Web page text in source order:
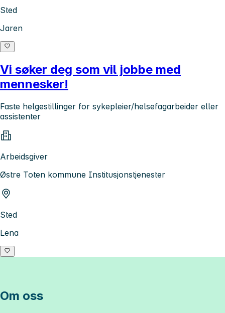
Sted
Jaren
Vi søker deg som vil jobbe med
mennesker!
Faste helgestillinger for sykepleier/helsefagarbeider eller
assistenter
Arbeidsgiver
Østre Toten kommune Institusjonstjenester
Sted
Lena
Om oss